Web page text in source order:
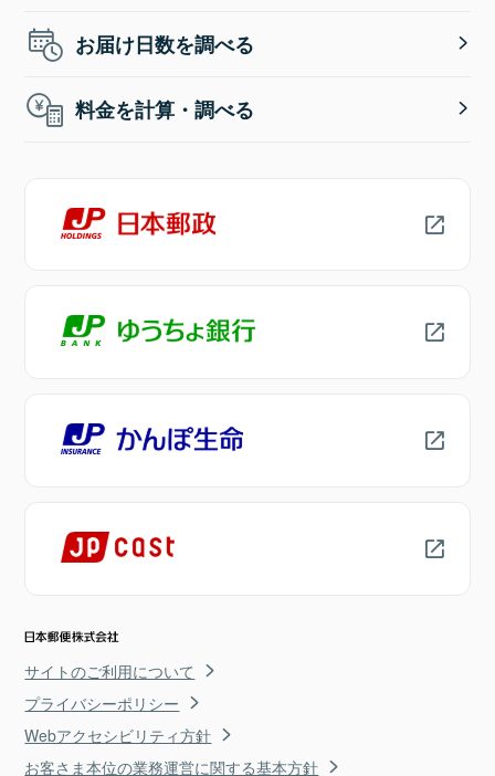
お届け日数を調べる
料金を計算・調べる
サイトのご利用について
プライバシーポリシー
Webアクセシビリティ方針
お客さま本位の業務運営に関する基本方針